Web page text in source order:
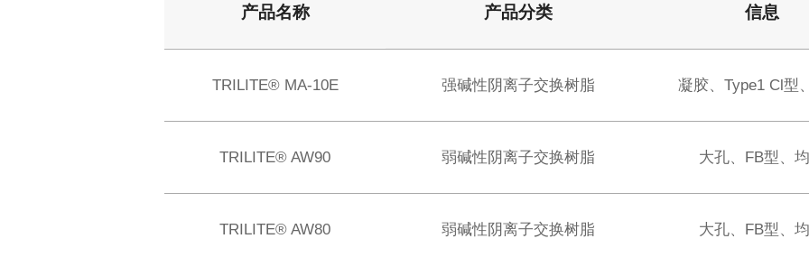
产品名称 产品分类 信息
TRILITE® MA-10E 强碱性阴离子交换树脂 凝胶、Type1 Cl型
TRILITE® AW90 弱碱性阴离子交换树脂 大孔、FB型、
TRILITE® AW80 弱碱性阴离子交换树脂 大孔、FB型、